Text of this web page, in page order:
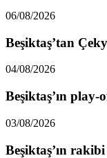
06/08/2026
Beşiktaş’tan
04/08/2026
Beşiktaş’ın
03/08/2026
Beşiktaş’ın